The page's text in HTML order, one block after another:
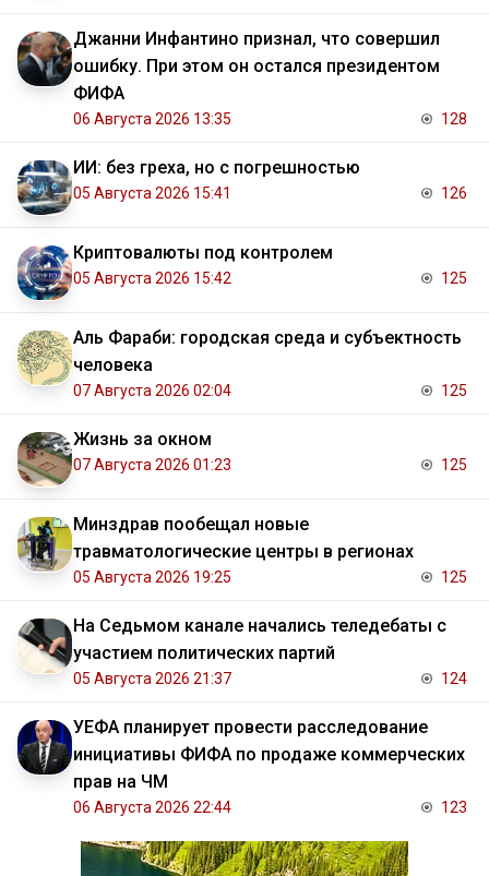
Джанни Инфантино признал, что совершил
ошибку. При этом он остался президентом
ФИФА
06 Августа 2026 13:35 128
ИИ: без греха, но с погрешностью
05 Августа 2026 15:41 126
Криптовалюты под контролем
05 Августа 2026 15:42 125
Аль Фараби: городская среда и субъектность
человека
07 Августа 2026 02:04 125
Жизнь за окном
07 Августа 2026 01:23 125
Минздрав пообещал новые
травматологические центры в регионах
05 Августа 2026 19:25 125
На Седьмом канале начались теледебаты с
участием политических партий
05 Августа 2026 21:37 124
УЕФА планирует провести расследование
инициативы ФИФА по продаже коммерческих
прав на ЧМ
06 Августа 2026 22:44 123